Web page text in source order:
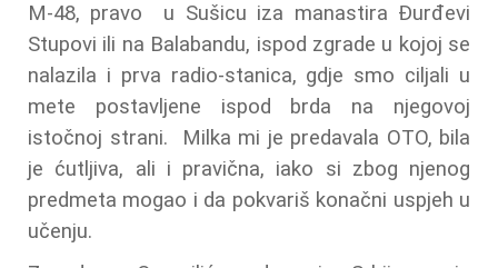
M-48, pravo u Sušicu iza manastira Đurđevi
Stupovi ili na Balabandu, ispod zgrade u kojoj se
nalazila i prva radio-stanica, gdje smo ciljali u
mete postavljene ispod brda na njegovoj
istočnoj strani. Milka mi je predavala OTO, bila
je ćutljiva, ali i pravična, iako si zbog njenog
predmeta mogao i da pokvariš konačni uspjeh u
učenju.